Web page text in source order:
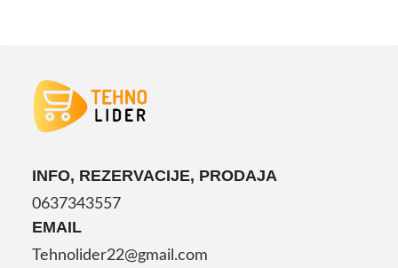
INFO, REZERVACIJE, PRODAJA
0637343557
EMAIL
Tehnolider22@gmail.com